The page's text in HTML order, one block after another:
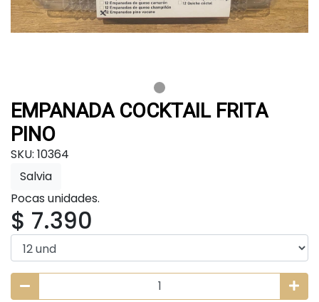
EMPANADA COCKTAIL FRITA
PINO
SKU: 10364
Salvia
Pocas unidades.
$ 7.390